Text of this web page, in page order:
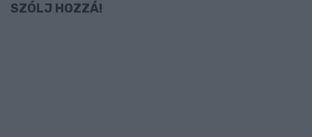
SZÓLJ HOZZÁ!